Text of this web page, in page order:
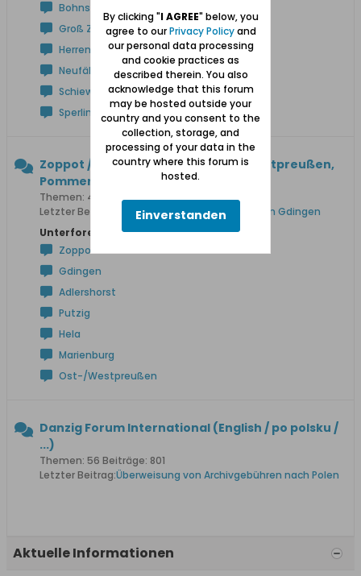
Bohnsack
Groß Zünder
Herrengrebin
Neufähr
Schiewenhorst
Sperlingsdorf
Zoppot / Sopot, Gdingen / Ost- u. Westpreußen,
Pommern
Themen: 421 Beiträge: 3.472
Letzter Beitrag:
Das Mosaik in einem Tunnel von Gdingen
Unterforen:
Zoppot
Gdingen
Adlershorst
Putzig
Hela
Marienburg
Ost-/Westpreußen
Danzig Forum International (English / po polsku /
...)
Themen: 56 Beiträge: 801
Letzter Beitrag:Überweisung von Archivgebühren nach Polen
Aktuelle Informationen
By clicking "I AGREE" below, you
agree to ourPrivacy Policyand
our personal data processing
and cookie practices as
described therein. You also
acknowledge that this forum
may be hosted outside your
country and you consent to the
collection, storage, and
processing of your data in the
country where this forum is
hosted.
Einverstanden